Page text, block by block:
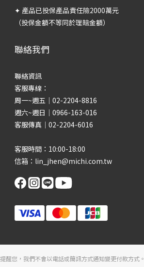
✦ 產品已投保產品責任險2000萬元
（投保金額不等同於理賠金額）
聯絡我們
聯絡資訊
客服專線：
周一~週五｜02-2204-8816
週六~週日｜0966-163-016
客服傳真｜02-2204-6016
客服時間：10:00-18:00
信箱：lin_jhen@michi.com.tw
提醒您，我們不會以電話或簡訊方式通知變更付款方式。